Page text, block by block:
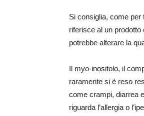
Si consiglia, come per
riferisce al un
potrebbe alterare la
Il myo-inositolo, il
raramente si è reso
come crampi, diarrea
riguarda l’allergia o